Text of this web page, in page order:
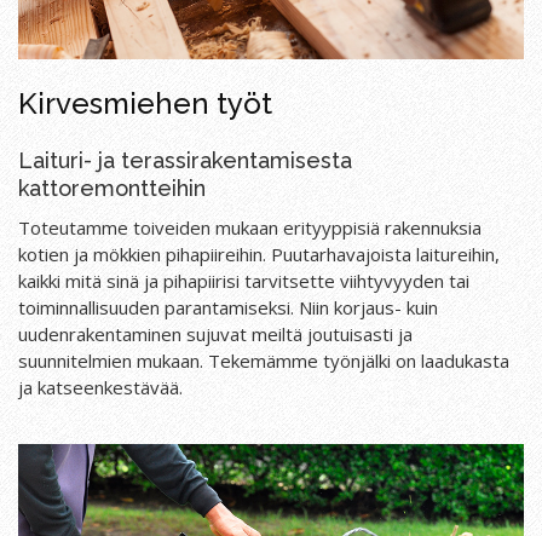
Kirvesmiehen työt
Laituri- ja terassirakentamisesta
kattoremontteihin
Toteutamme toiveiden mukaan erityyppisiä rakennuksia
kotien ja mökkien pihapiireihin. Puutarhavajoista laitureihin,
kaikki mitä sinä ja pihapiirisi tarvitsette viihtyvyyden tai
toiminnallisuuden parantamiseksi. Niin korjaus- kuin
uudenrakentaminen sujuvat meiltä joutuisasti ja
suunnitelmien mukaan. Tekemämme työnjälki on laadukasta
ja katseenkestävää.